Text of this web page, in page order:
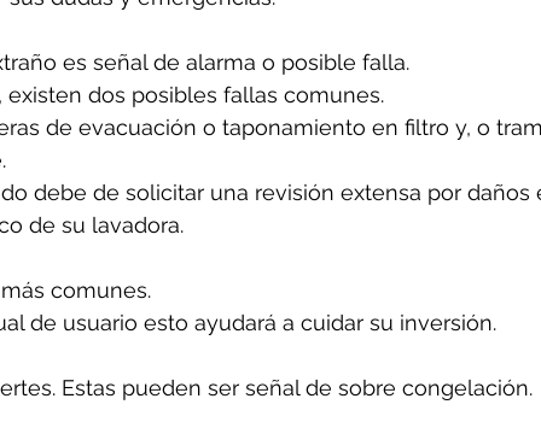
es señal de alarma o posible falla.
dos posibles fallas comunes.
de evacuación o taponamiento en filtro y, o
debe de solicitar una revisión extensa por daños
de su lavadora.
comunes.
de usuario esto ayudará a cuidar su inversión.
Estas pueden ser señal de sobre congelación.